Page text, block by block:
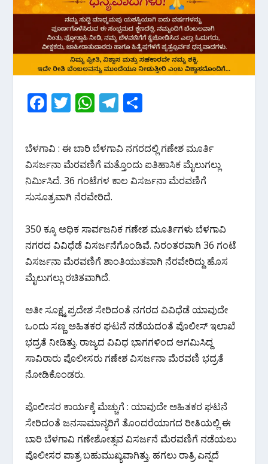
F
ac
e
b
o
o
T
w
itt
er
W
h
at
s
A
p
T
el
e
gr
a
ar
e
ಬೆಳಗಾವಿ : ಈ ಬಾರಿ ಬೆಳಗಾವಿ ನಗರದಲ್ಲಿ ಗಣೇಶ ಮೂರ್ತಿ
ವಿಸರ್ಜನಾ ಮೆರವಣಿಗೆ ಮತ್ತೊಂದು ಐತಿಹಾಸಿಕ ಮೈಲುಗಲ್ಲು
ನಿರ್ಮಿಸಿದೆ. 36 ಗಂಟೆಗಳ ಕಾಲ ವಿಸರ್ಜನಾ ಮೆರವಣಿಗೆ
ಸುಸೂತ್ರವಾಗಿ ನೆರವೇರಿದೆ.
350 ಕ್ಕೂ ಅಧಿಕ ಸಾರ್ವಜನಿಕ ಗಣೇಶ ಮೂರ್ತಿಗಳು ಬೆಳಗಾವಿ
ನಗರದ ವಿವಿಧೆಡೆ ವಿಸರ್ಜನೆಗೊಂಡಿವೆ. ನಿರಂತರವಾಗಿ 36 ಗಂಟೆ
ವಿಸರ್ಜನಾ ಮೆರವಣಿಗೆ ಶಾಂತಿಯುತವಾಗಿ ನೆರವೇರಿದ್ದು ಹೊಸ
ಮೈಲುಗಲ್ಲು ರಚಿತವಾಗಿದೆ.
ಅತೀ ಸೂಕ್ಷ್ಮ ಪ್ರದೇಶ ಸೇರಿದಂತೆ ನಗರದ ವಿವಿಧೆಡೆ ಯಾವುದೇ
ಒಂದು ಸಣ್ಣ ಅಹಿತಕರ ಘಟನೆ ನಡೆಯದಂತೆ ಪೊಲೀಸ್ ಇಲಾಖೆ
ಭದ್ರತೆ ನೀಡಿತ್ತು. ರಾಜ್ಯದ ವಿವಿಧ ಭಾಗಗಳಿಂದ ಆಗಮಿಸಿದ್ದ
ಸಾವಿರಾರು ಪೊಲೀಸರು ಗಣೇಶ ವಿಸರ್ಜನಾ ಮೆರವಣಿ ಭದ್ರತೆ
ನೋಡಿಕೊಂಡರು.
ಪೊಲೀಸರ ಕಾರ್ಯಕ್ಕೆ ಮೆಚ್ಚುಗೆ : ಯಾವುದೇ ಅಹಿತಕರ ಘಟನೆ
ಸೇರಿದಂತೆ ಜನಸಾಮಾನ್ಯರಿಗೆ ತೊಂದರೆಯಾಗದ ರೀತಿಯಲ್ಲಿ ಈ
ಬಾರಿ ಬೆಳಗಾವಿ ಗಣೇಶೋತ್ಸವ ವಿಸರ್ಜನೆ ಮೆರವಣಿಗೆ ನಡೆಯಲು
ಪೊಲೀಸರ ಪಾತ್ರ ಬಹುಮುಖ್ಯವಾಗಿತ್ತು. ಹಗಲು ರಾತ್ರಿ ಎನ್ನದೆ